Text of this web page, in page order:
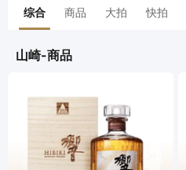
综合 商品 大拍 快拍
山崎-商品